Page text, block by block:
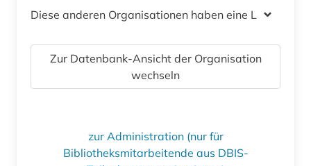
Diese anderen Organisationen haben eine Lizenz
Zur Datenbank-Ansicht der Organisation
wechseln
zur Administration (nur für
Bibliotheksmitarbeitende aus DBIS-